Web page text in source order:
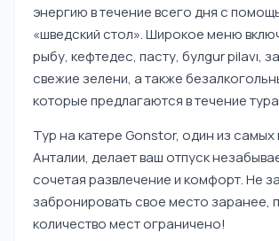
энергию в течение всего дня с
«шведский стол». Широкое меню
рыбу, кефтедес, пасту, булgur pilavı,
свежие зелени, а также
которые предлагаются в течение
Тур на катере Gonstor, один из самых
Анталии, делает ваш отпуск
сочетая развлечение и комфорт. Не
забронировать свое место заранее,
количество мест ограничено!